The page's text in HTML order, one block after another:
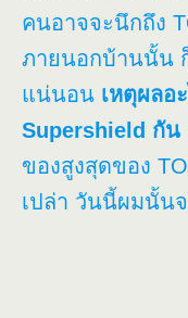
คนอาจจะนึกถึง
ภายนอกบ้านนั้น
แน่นอน เหตุผลอ
Supershield กัน
ของสูงสุดของ
เปล่า วันนี้ผมนั้น